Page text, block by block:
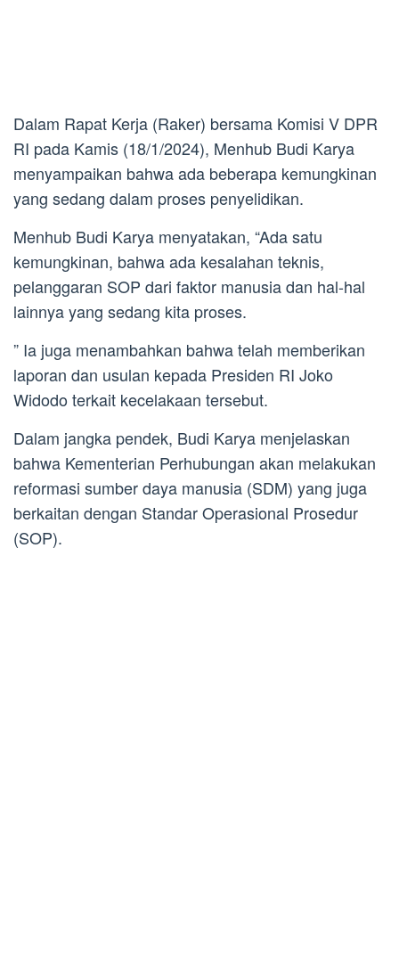
Dalam Rapat Kerja (Raker) bersama Komisi V DPR
RI pada Kamis (18/1/2024), Menhub Budi Karya
menyampaikan bahwa ada beberapa kemungkinan
yang sedang dalam proses penyelidikan.
Menhub Budi Karya menyatakan, “Ada satu
kemungkinan, bahwa ada kesalahan teknis,
pelanggaran SOP dari faktor manusia dan hal-hal
lainnya yang sedang kita proses.
” Ia juga menambahkan bahwa telah memberikan
laporan dan usulan kepada Presiden RI Joko
Widodo terkait kecelakaan tersebut.
Dalam jangka pendek, Budi Karya menjelaskan
bahwa Kementerian Perhubungan akan melakukan
reformasi sumber daya manusia (SDM) yang juga
berkaitan dengan Standar Operasional Prosedur
(SOP).